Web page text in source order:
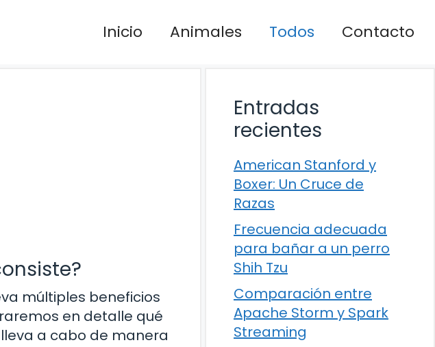
Inicio Animales Todos Contacto
múltiples beneficios
en detalle qué
a cabo de manera
Entradas
recientes
American Stanford y
Boxer: Un Cruce de
Razas
Frecuencia adecuada
para bañar a un perro
Shih Tzu
Comparación entre
Apache Storm y Spark
Streaming